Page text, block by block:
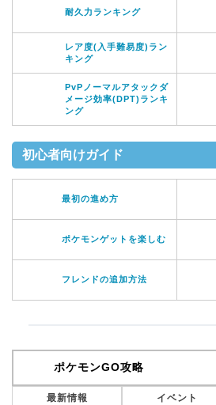
耐久力ランキング
レア度(入手難易度)ラン
キング
PvPノーマルアタックダ
メージ効率(DPT)ランキ
ング
初心者向けガイド
最初の進め方
ポケモンゲットを楽しむ
フレンドの追加方法
ポケモンGO攻略
最新情報 イベント